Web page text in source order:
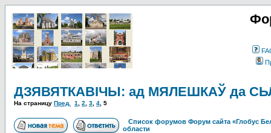
ДЗЯВЯТКАВІЧЫ: ад МЯЛЕШКАЎ да
На страницу Пред. 1 2 3 4 5
Список форумов Форум сайта «Глобус
области